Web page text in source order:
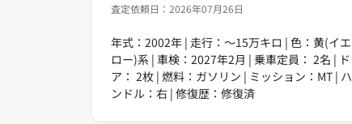
査定依頼日：2026年07月26日
年式：2002年 | 走行：～15万キロ | 色：黄(イエ
ロー)系 | 車検：2027年2月 | 乗車定員： 2名 | ド
ア： 2枚 | 燃料：ガソリン | ミッション：MT | ハ
ンドル：右 | 修復歴：修復済